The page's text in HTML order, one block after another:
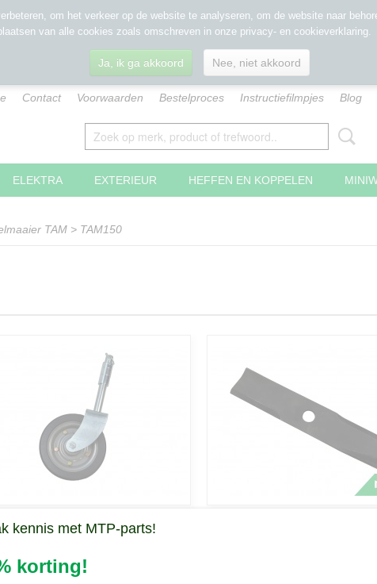
Contact Voorwaarden Bestelproces Instructiefilmpjes Blog
ELEKTRA EXTERIEUR HEFFEN EN KOPPELEN
TAM > TAM150
compleet Majar TAM
compleet Majar TAM cirkelmaaiers
om het verkeer op de website te analyseren, om de website naar
van alle cookies zoals omschreven in onze privacy- en cookieverklaring.
Ja, ik ga akkoord Nee, niet akkoord
kennis met MTP-parts!
korting!